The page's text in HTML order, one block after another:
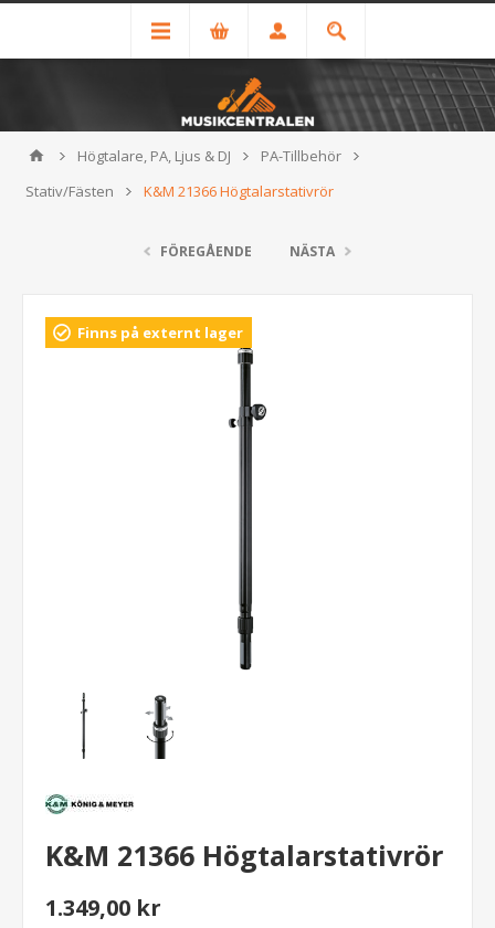
Högtalare, PA, Ljus & DJ
PA-Tillbehör
Stativ/Fästen
K&M 21366 Högtalarstativrör
FÖREGÅENDE NÄSTA
Finns på externt lager
K&M 21366 Högtalarstativrör
1.349,00 kr